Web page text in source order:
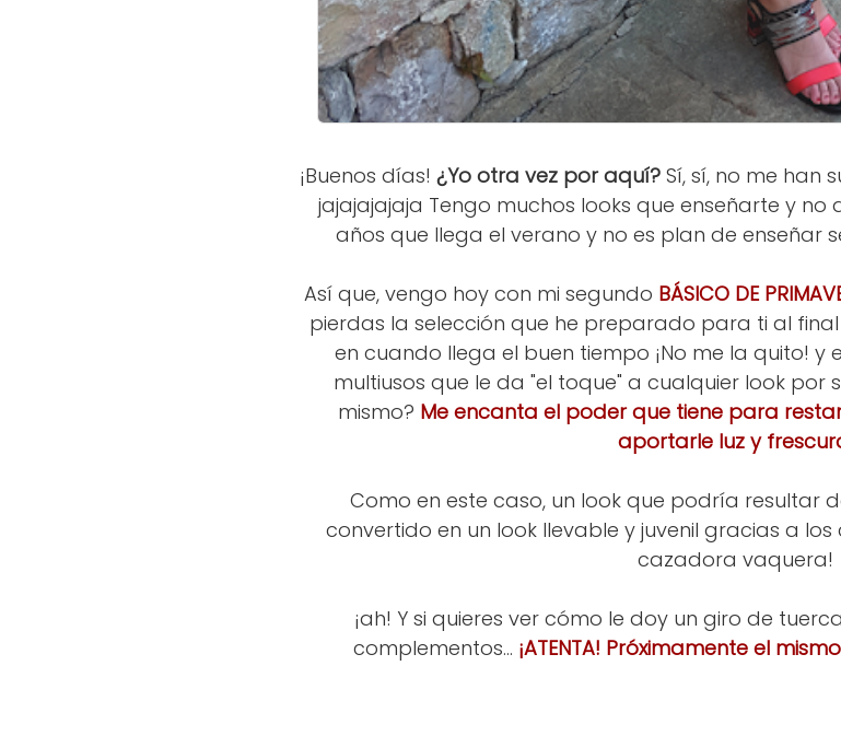
¡Buenos días! ¿Yo otra vez por aquí? Sí, sí, no me han
jajajajajaja Tengo muchos looks que enseñarte y
años que llega el verano y no es plan de enseñar
Así que, vengo hoy con mi segundo BÁSICO DE
pierdas la selección que he preparado para ti al
en cuando llega el buen tiempo ¡No me la quito!
multiusos que le da "el toque" a cualquier look por
mismo? Me encanta el poder que tiene para
aportarle luz y
Como en este caso, un look que podría resultar
convertido en un look llevable y juvenil gracias a
cazadora vaquera!
¡ah! Y si quieres ver cómo le doy un giro de
complementos... ¡ATENTA! Próximamente el